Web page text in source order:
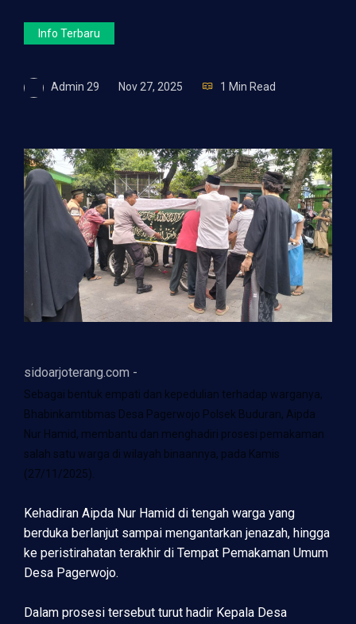
Info Terbaru
Admin 29 Nov 27, 2025 1 Min Read
sidoarjoterang.com -
Sebagai bentuk empati dan kepedulian terhadap warganya,
Bhabinkamtibmas Desa Pagerwojo Polsek Buduran, Aipda
Nur Hamid, membantu dan menghadiri prosesi pemakaman
salah satu warga di wilayah binaannya, pada Kamis
(27/11/2025).
Kehadiran Aipda Nur Hamid di tengah warga yang
berduka berlanjut sampai mengantarkan jenazah, hingga
ke peristirahatan terakhir di Tempat Pemakaman Umum
Desa Pagerwojo.
Dalam prosesi tersebut turut hadir Kepala Desa